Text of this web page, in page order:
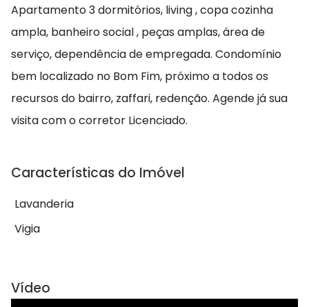
Apartamento 3 dormitórios, living , copa cozinha
ampla, banheiro social , peças amplas, área de
serviço, dependência de empregada. Condomínio
bem localizado no Bom Fim, próximo a todos os
recursos do bairro, zaffari, redenção. Agende já sua
visita com o corretor Licenciado.
Características do Imóvel
Lavanderia
Vigia
Vídeo